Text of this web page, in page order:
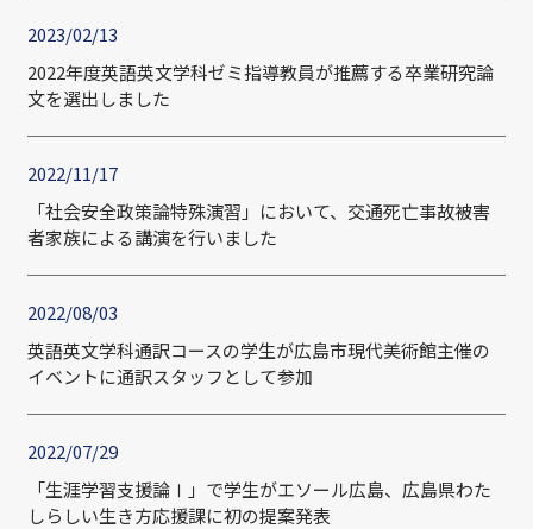
2023/02/13
2022年度英語英文学科ゼミ指導教員が推薦する卒業研究論
文を選出しました
2022/11/17
「社会安全政策論特殊演習」において、交通死亡事故被害
者家族による講演を行いました
2022/08/03
英語英文学科通訳コースの学生が広島市現代美術館主催の
イベントに通訳スタッフとして参加
2022/07/29
「生涯学習支援論Ⅰ」で学生がエソール広島、広島県わた
しらしい生き方応援課に初の提案発表